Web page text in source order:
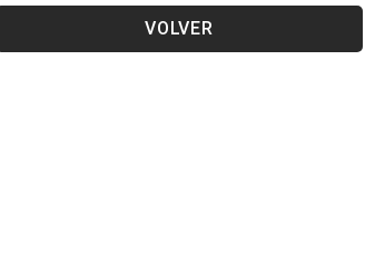
VOLVER